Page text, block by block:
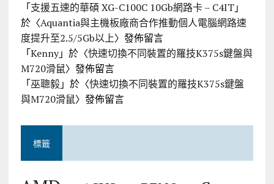
「支援五速的華碩 XG-C100C 10Gb網路卡 – C4IT」
於〈Aquantia與主機板廠商合作推動個人電腦網路速
度提升至2.5/5Gb以上〉發佈留言
「Kenny」於〈快速切換不同裝置的羅技K375s鍵盤與
M720滑鼠〉發佈留言
「巫聰毅」於〈快速切換不同裝置的羅技K375s鍵盤
與M720滑鼠〉發佈留言
標籤